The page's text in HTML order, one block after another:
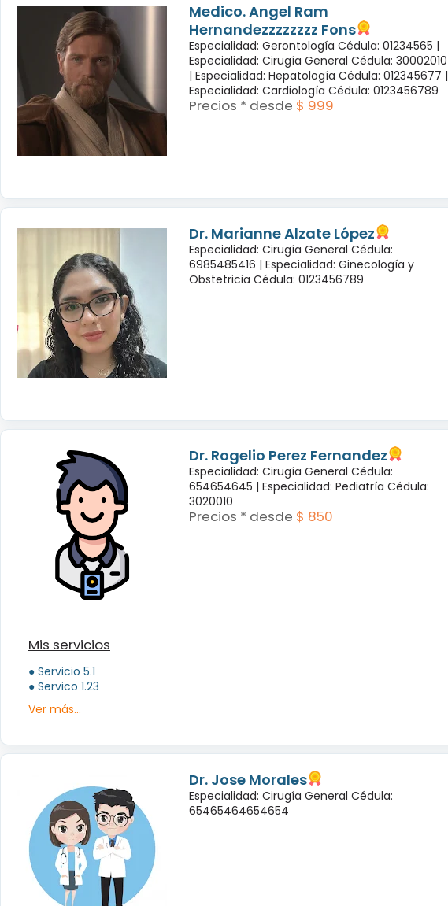
Medico. Angel Ram
Hernandezzzzzzzz Fons
Especialidad: Gerontología Cédula: 01234565 |
Especialidad: Cirugía General Cédula: 30002010
| Especialidad: Hepatología Cédula: 012345677 |
Especialidad: Cardiología Cédula: 0123456789
Precios * desde $ 999
Dr. Marianne Alzate López
Especialidad: Cirugía General Cédula:
6985485416 | Especialidad: Ginecología y
Obstetricia Cédula: 0123456789
Dr. Rogelio Perez Fernandez
Especialidad: Cirugía General Cédula:
654654645 | Especialidad: Pediatría Cédula:
3020010
Precios * desde $ 850
Mis servicios
● Servicio 5.1
● Servico 1.23
Ver más...
Dr. Jose Morales
Especialidad: Cirugía General Cédula:
65465464654654